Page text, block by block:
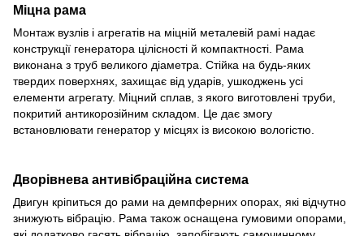
Міцна рама
Монтаж вузлів і агрегатів на міцній металевій рамі надає
конструкції генератора цілісності й компактності. Рама
виконана з труб великого діаметра. Стійка на будь-яких
твердих поверхнях, захищає від ударів, ушкоджень усі
елементи агрегату. Міцний сплав, з якого виготовлені труби,
покритий антикорозійним складом. Це дає змогу
встановлювати генератор у місцях із високою вологістю.
Дворівнева антивібраційна система
Двигун кріпиться до рами на демпферних опорах, які відчутно
знижують вібрацію. Рама також оснащена гумовими опорами,